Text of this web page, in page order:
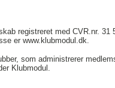
registreret med CVR.nr.
er www.klubmodul.dk.
som administrerer
Klubmodul.